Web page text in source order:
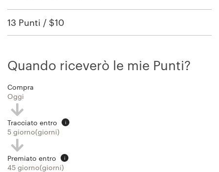
13 Punti / $10
Quando riceverò le mie Punti?
Compra
Oggi
Tracciato entro i
5 giorno(giorni)
Premiato entro i
45 giorno(giorni)